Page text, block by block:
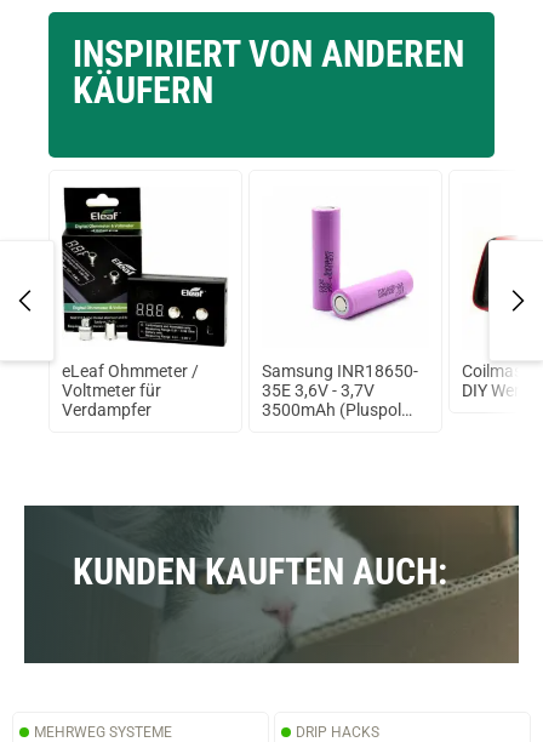
08.01.2025 — via Trustedshops.de
Constance F.
INSPIRIERT VON ANDEREN
KÄUFERN
eLeaf Ohmmeter /
Voltmeter für
Verdampfer
Samsung INR18650-
35E 3,6V - 3,7V
3500mAh (Pluspol
DIY
KUNDEN KAUFTEN AUCH:
MEHRWEG SYSTEME DRIP HACKS